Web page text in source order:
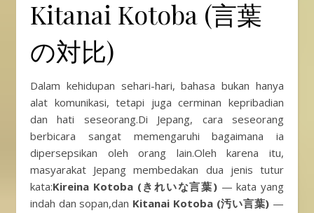
Kitanai Kotoba (言葉
の対比)
Dalam kehidupan sehari-hari, bahasa bukan hanya
alat komunikasi, tetapi juga cerminan kepribadian
dan hati seseorang.Di Jepang, cara seseorang
berbicara sangat memengaruhi bagaimana ia
dipersepsikan oleh orang lain.Oleh karena itu,
masyarakat Jepang membedakan dua jenis tutur
kata:Kireina Kotoba (きれいな言葉) — kata yang
indah dan sopan,dan Kitanai Kotoba (汚い言葉) —